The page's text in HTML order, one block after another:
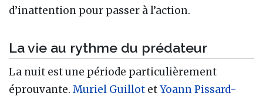
d’inattention pour passer à l’action.
La vie au rythme du prédateur
La nuit est une période particulièrement
éprouvante. Muriel Guillot etYoann Pissard-